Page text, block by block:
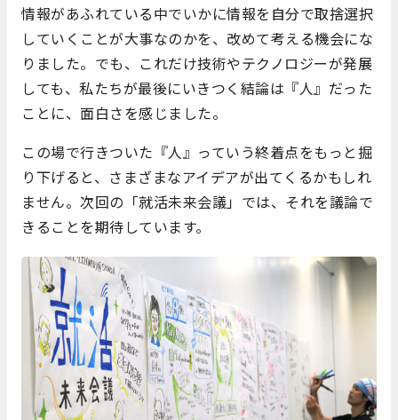
情報があふれている中でいかに情報を自分で取捨選択
していくことが大事なのかを、改めて考える機会にな
りました。でも、これだけ技術やテクノロジーが発展
しても、私たちが最後にいきつく結論は『人』だった
ことに、面白さを感じました。
この場で行きついた『人』っていう終着点をもっと掘
り下げると、さまざまなアイデアが出てくるかもしれ
ません。次回の「就活未来会議」では、それを議論で
きることを期待しています。